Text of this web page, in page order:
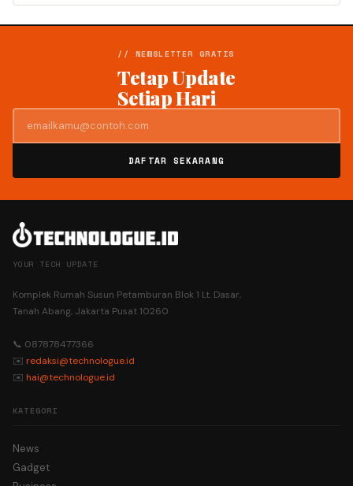
// NEWSLETTER GRATIS
Tetap Update
Setiap Hari
DAFTAR SEKARANG
YOUR TECH UPDATE
Komplek Rumah Susun Petamburan Blok 1 Lt. Dasar,
Tanah Abang, Jakarta Pusat 10260
📞 087878477366
✉️ redaksi@technologue.id
✉️ hai@technologue.id
KATEGORI
News
Gadget